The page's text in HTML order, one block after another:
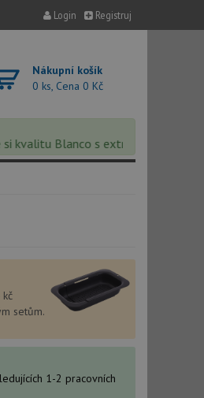
Login Registruj
Nákupní košík
0 ks, Cena 0 Kč
Blanco s extra 5% slevou –
setům.
1-2 pracovních